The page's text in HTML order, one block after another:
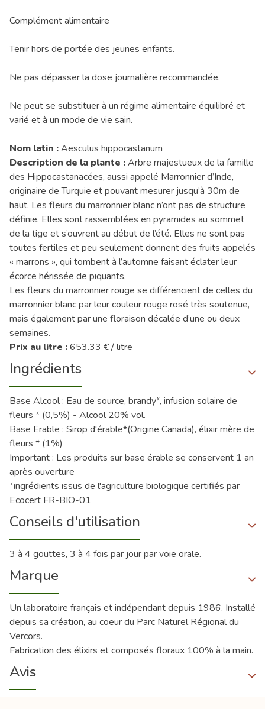
Complément alimentaire
Tenir hors de portée des jeunes enfants.
Ne pas dépasser la dose journalière recommandée.
Ne peut se substituer à un régime alimentaire équilibré et
varié et à un mode de vie sain.
Nom latin :Aesculus hippocastanum
Description de la plante :Arbre majestueux de la famille
des Hippocastanacées, aussi appelé Marronnier d’Inde,
originaire de Turquie et pouvant mesurer jusqu’à 30m de
haut. Les fleurs du marronnier blanc n’ont pas de structure
définie. Elles sont rassemblées en pyramides au sommet
de la tige et s’ouvrent au début de l’été. Elles ne sont pas
toutes fertiles et peu seulement donnent des fruits appelés
« marrons », qui tombent à l’automne faisant éclater leur
écorce hérissée de piquants.
Les fleurs du marronnier rouge se différencient de celles du
marronnier blanc par leur couleur rouge rosé très soutenue,
mais également par une floraison décalée d’une ou deux
semaines.
Prix au litre :653.33 € / litre
Ingrédients
Base Alcool : Eau de source, brandy*, infusion solaire de
fleurs * (0,5%) - Alcool 20% vol.
Base Erable : Sirop d'érable*(Origine Canada), élixir mère de
fleurs * (1%)
Important : Les produits sur base érable se conservent 1 an
après ouverture
*ingrédients issus de l'agriculture biologique certifiés par
Ecocert FR-BIO-01
Conseils d'utilisation
3 à 4 gouttes, 3 à 4 fois par jour par voie orale.
Marque
Un laboratoire français et indépendant depuis 1986. Installé
depuis sa création, au coeur du Parc Naturel Régional du
Vercors.
Fabrication des élixirs et composés floraux 100% à la main.
Avis